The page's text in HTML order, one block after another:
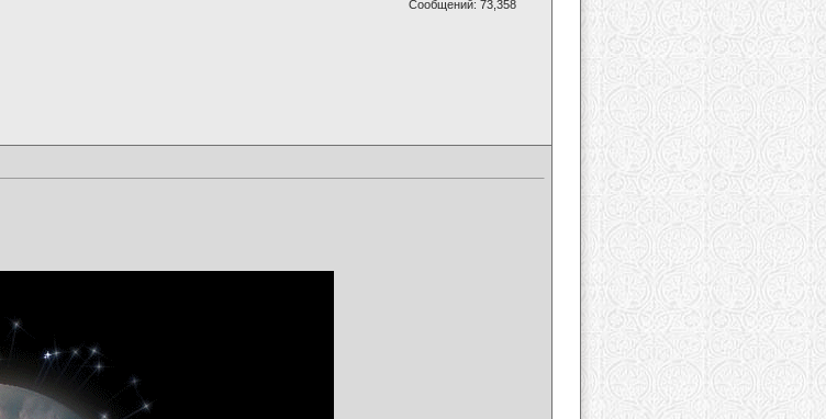
Сообщений: 73,358